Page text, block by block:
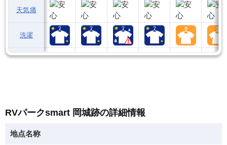
天気痛
洗濯
RVパークsmart 岡城跡の詳細情報
地点名称